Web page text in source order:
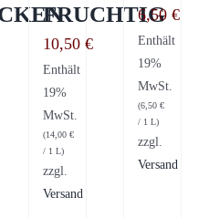
FRUCHTIG
10,50€
Enthält
19%
MwSt.
(14,00€
/ 1 L)
zzgl.
Versand
6,50€
Enthält
19%
MwSt.
(6,50€
/ 1 L)
zzgl.
Versand